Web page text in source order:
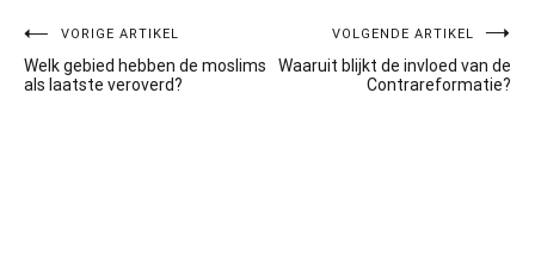
Bericht
navigatie
VORIGE ARTIKEL
Welk gebied hebben de moslims
als laatste veroverd?
VOLGENDE ARTIKEL
Waaruit blijkt de invloed van de
Contrareformatie?